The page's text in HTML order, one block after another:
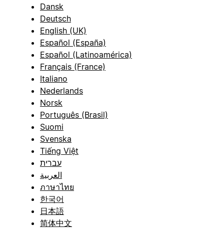
Dansk
Deutsch
English (UK)
Español (España)
Español (Latinoamérica)
Français (France)
Italiano
Nederlands
Norsk
Português (Brasil)
Suomi
Svenska
Tiếng Việt
עברית
العربية
ภาษาไทย
한국어
日本語
简体中文